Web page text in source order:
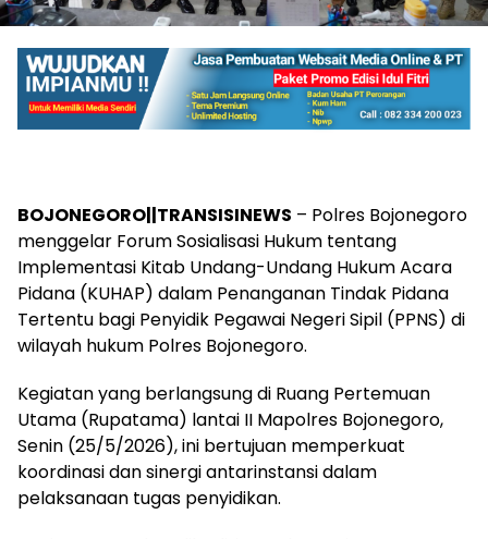
BOJONEGORO||TRANSISINEWS – Polres Bojonegoro
menggelar Forum Sosialisasi Hukum tentang
Implementasi Kitab Undang-Undang Hukum Acara
Pidana (KUHAP) dalam Penanganan Tindak Pidana
Tertentu bagi Penyidik Pegawai Negeri Sipil (PPNS) di
wilayah hukum Polres Bojonegoro.
Kegiatan yang berlangsung di Ruang Pertemuan
Utama (Rupatama) lantai II Mapolres Bojonegoro,
Senin (25/5/2026), ini bertujuan memperkuat
koordinasi dan sinergi antarinstansi dalam
pelaksanaan tugas penyidikan.